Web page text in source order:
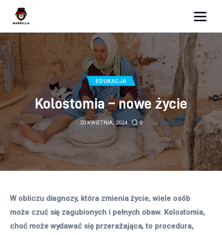
Lifestyle
Kunchnia i kulinaria
Zdrowie
Uroda
Więcej
EDUKACJA
Kolostomia – nowe życie
20 KWIETNIA, 2024 0
W obliczu diagnozy, która zmienia życie, wiele osób
może czuć się zagubionych i pełnych obaw. Kolostomia,
choć może wydawać się przerażająca, to procedura,